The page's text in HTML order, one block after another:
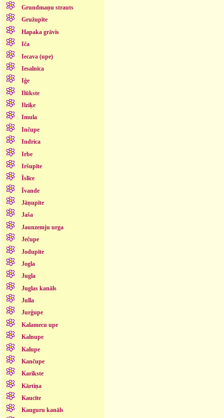
Grundmaņu strauts
Gružupīte
Hapaka grāvis
Iča
Iecava (upe)
Iesalnīca
Iģe
Ilūkste
Ilziķe
Imula
Inčupe
Indrica
Irbe
Iršupīte
Īslīce
Īvande
Jāņupīte
Jaša
Jaunzemju urga
Ječupe
Jodupīte
Jogla
Jugla
Juglas kanāls
Julla
Jurģupe
Kalamecu upe
Kalnupe
Kalupe
Kančupe
Karikste
Kārtiņa
Kaucīte
Kauguru kanāls